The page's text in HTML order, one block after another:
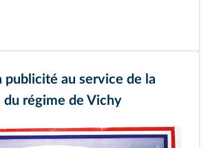
publicité au service de la
du régime de Vichy